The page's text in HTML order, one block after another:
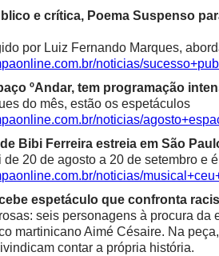
e crítica, Poema Suspenso
por Luiz Fernando Marques,
noticias/
ºAndar, tem programação
do mês, estão os espetáculos
noticias/
Bibi Ferreira estreia em São
de 20 de agosto a 20 de setembro e
noticias/
espetáculo que confronta
seis personagens à procura
martinicano Aimé Césaire. Na
contar a própria história.